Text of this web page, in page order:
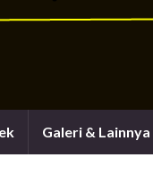
Galeri & Lainnya